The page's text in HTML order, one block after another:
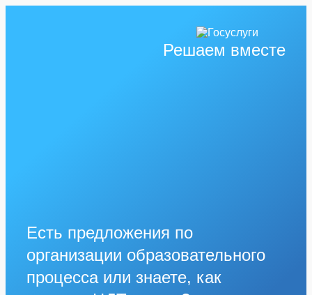
Решаем вместе
Есть предложения по
организации образовательного
процесса или знаете, как